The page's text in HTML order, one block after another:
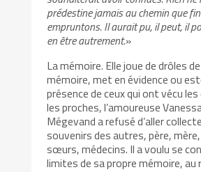
prédestine jamais au chemin que
empruntons. Il aurait pu, il peut, il
en être autrement.»
La mémoire. Elle joue de drôles
mémoire, met en évidence ou
présence de ceux qui ont vécu
les proches, l’amoureuse
Mégevand a refusé d’aller
souvenirs des autres, père,
sœurs, médecins. Il a voulu se
limites de sa propre mémoire, au